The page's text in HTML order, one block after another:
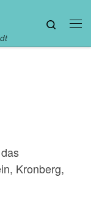
Search
Kronberg,